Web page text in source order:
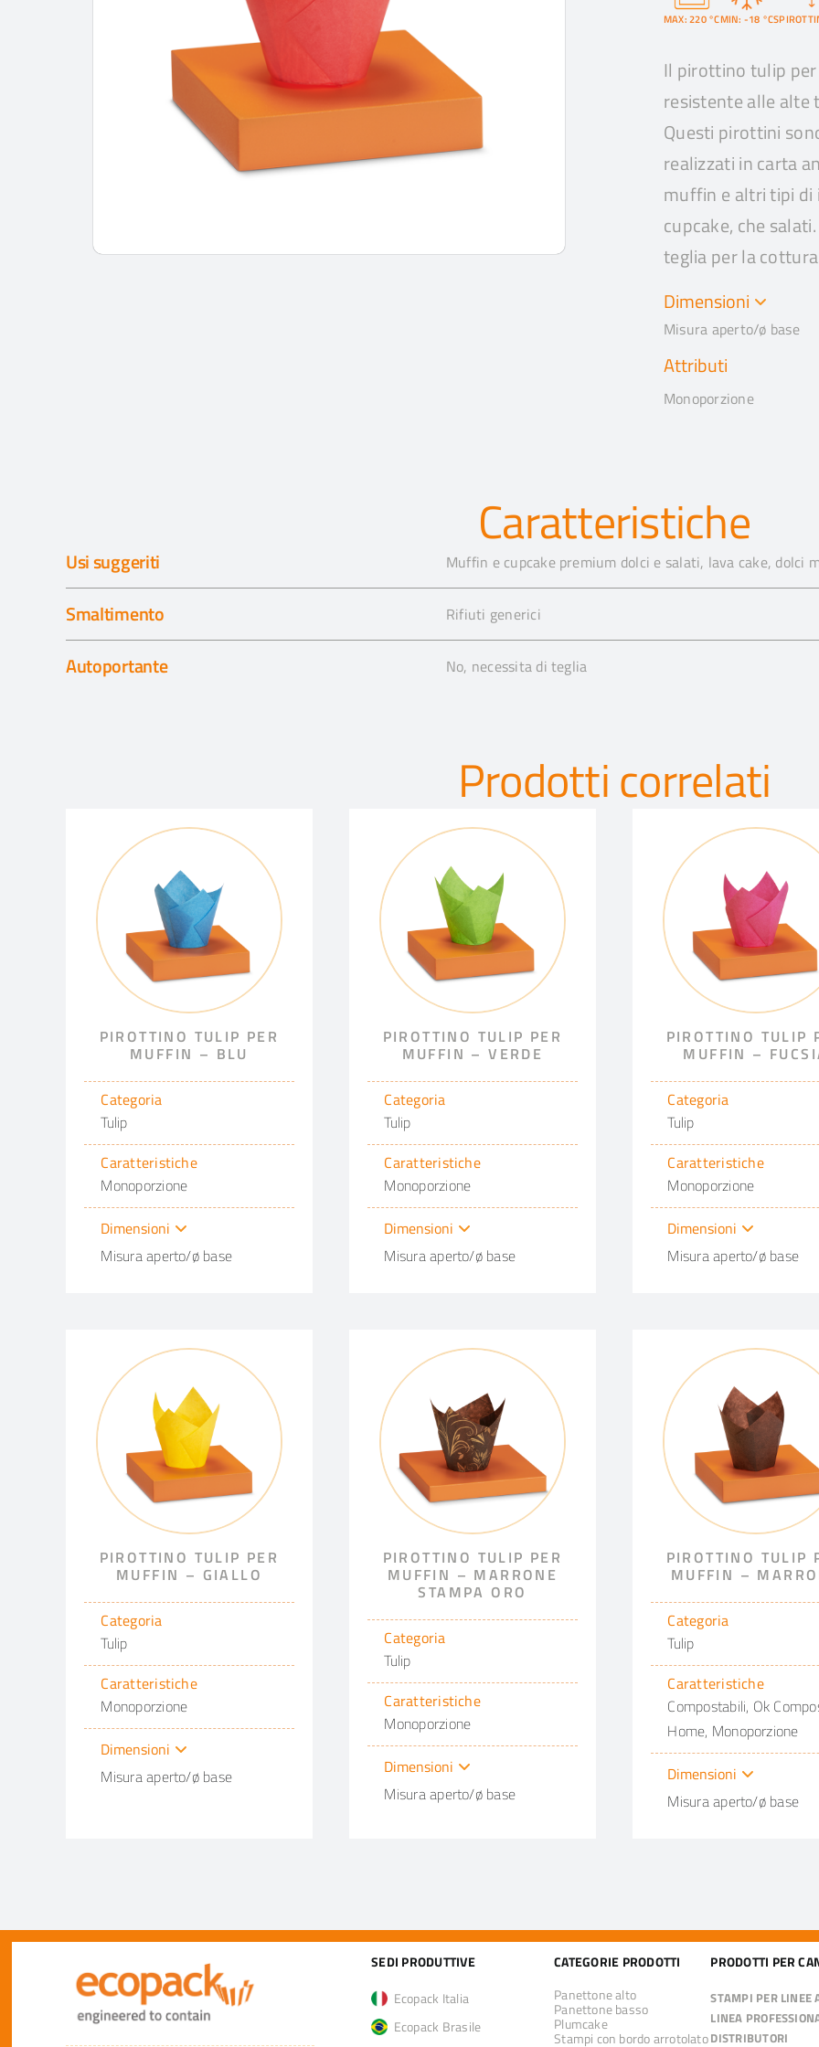
MAX: 220 °CMIN: -18 °C
Il pirottino tulip
resistente alle alte
Questi pirottini
realizzati in carta
muffin e altri tipi di
cupcake, che
teglia per la
Dimensioni
Misura aperto/ø base
Attributi
Monoporzione
Caratteristiche
Usi suggeriti Muffin e cupcake premium dolci e salati, lava cake, dolci
Smaltimento Rifiuti generici
Autoportante No, necessita di teglia
Prodotti correlati
PIROTTINO TULIP PER
MUFFIN – BLU
Categoria
Tulip
Caratteristiche
Monoporzione
Dimensioni
Misura aperto/ø base
PIROTTINO TULIP PER
MUFFIN – VERDE
Categoria
Tulip
Caratteristiche
Monoporzione
Dimensioni
Misura aperto/ø base
PIROTTINO TULIP
MUFFIN –
Categoria
Tulip
Caratteristiche
Monoporzione
Dimensioni
Misura aperto/ø base
PIROTTINO TULIP PER
MUFFIN – GIALLO
Categoria
Tulip
Caratteristiche
Monoporzione
Dimensioni
Misura aperto/ø base
PIROTTINO TULIP PER
MUFFIN – MARRONE
STAMPA ORO
Categoria
Tulip
Caratteristiche
Monoporzione
Dimensioni
Misura aperto/ø base
PIROTTINO TULIP
MUFFIN –
Categoria
Tulip
Caratteristiche
Compostabili, Ok
Home, Monoporzione
Dimensioni
Misura aperto/ø base
SEDI PRODUTTIVE
Ecopack Italia
Ecopack Brasile
CATEGORIE PRODOTTI
Panettone alto
Panettone basso
Plumcake
Stampi con bordo arrotolato
PRODOTTI PER
STAMPI PER LINEE
LINEA
DISTRIBUTORI